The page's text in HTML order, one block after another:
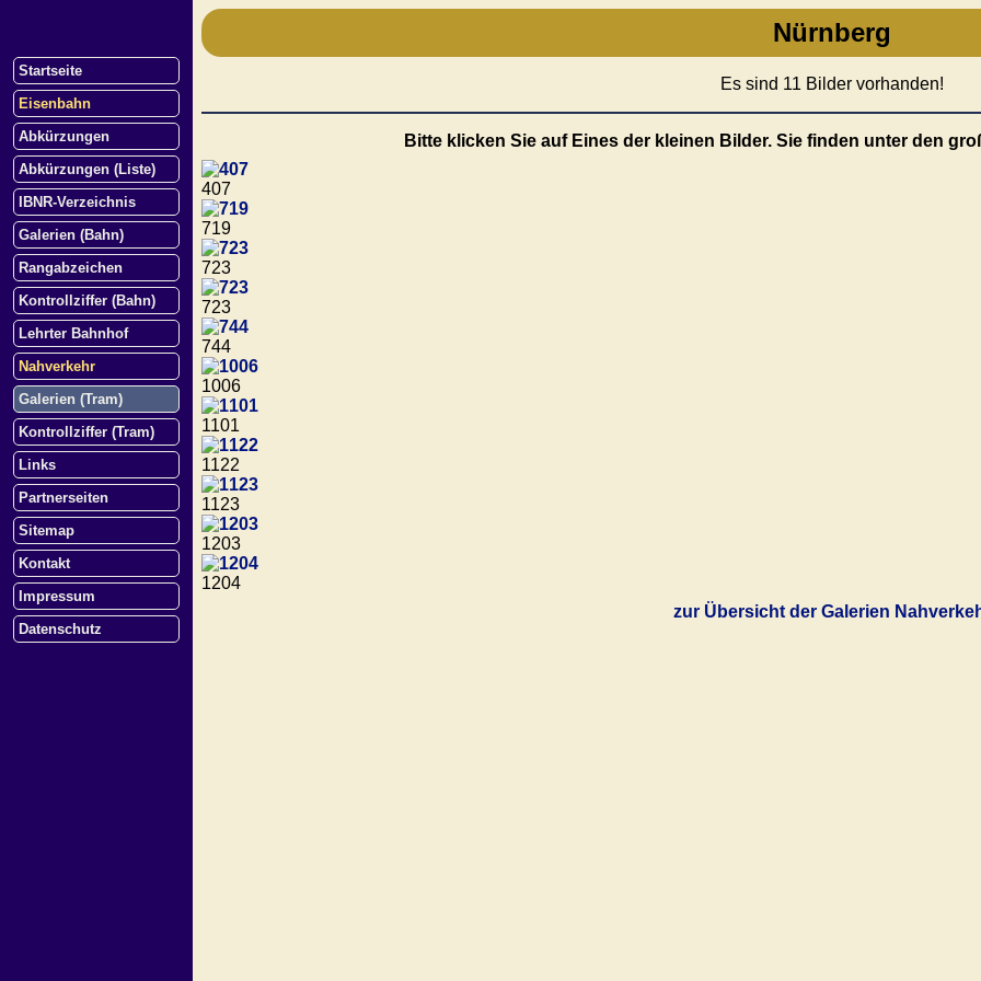
Startseite
Eisenbahn
Abkürzungen
Abkürzungen (Liste)
IBNR-Verzeichnis
Galerien (Bahn)
Rangabzeichen
Kontrollziffer (Bahn)
Lehrter Bahnhof
Nahverkehr
Galerien (Tram)
Kontrollziffer (Tram)
Links
Partnerseiten
Sitemap
Kontakt
Impressum
Datenschutz
Nürnberg
Es sind 11 Bilder vorhanden!
Bitte klicken Sie auf Eines der kleinen Bilder. Sie finden unter den
407
719
723
723
744
1006
1101
1122
1123
1203
1204
zur Übersicht der Galerien